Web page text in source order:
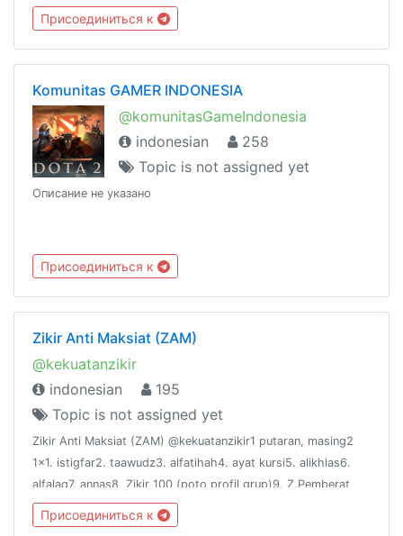
IKLAN® Tidak mentaati Aturan grup maka degan berat hati
akan di NON AKT
Присоединиться к
Komunitas GAMER INDONESIA
@komunitasGameIndonesia
indonesian
258
Topic is not assigned yet
Описание не указано
Присоединиться к
Zikir Anti Maksiat (ZAM)
@kekuatanzikir
indonesian
195
Topic is not assigned yet
Zikir Anti Maksiat (ZAM) @kekuatanzikir1 putaran, masing2
1x1. istigfar2. taawudz3. alfatihah4. ayat kursi5. alikhlas6.
alfalaq7. annas8. Zikir 100 (poto profil grup)9. Z.Pemberat
timbangan (hr.bukhari)10. Z.Tanaman/pohon surga
(hr.tirmidzi)
Присоединиться к